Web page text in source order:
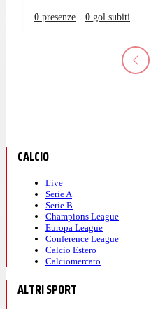
0 presenze 0 gol subiti
CALCIO
Live
Serie A
Serie B
Champions League
Europa League
Conference League
Calcio Estero
Calciomercato
ALTRI SPORT